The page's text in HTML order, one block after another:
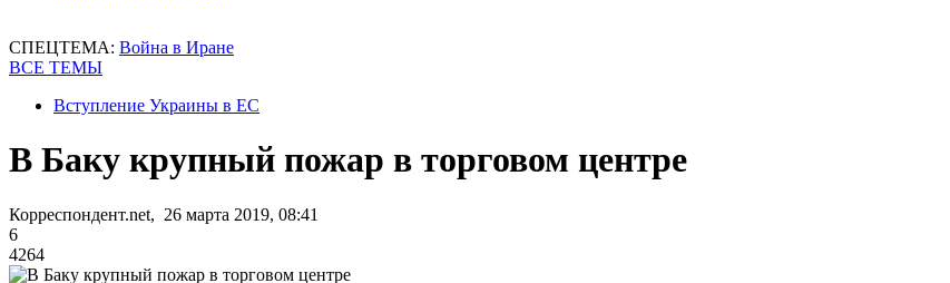
СПЕЦТЕМА: Война в Иране
ВСЕ ТЕМЫ
Вступление Украины в ЕС
В Баку крупный пожар в торговом центре
Корреспондент.net, 26 марта 2019, 08:41
6
4264